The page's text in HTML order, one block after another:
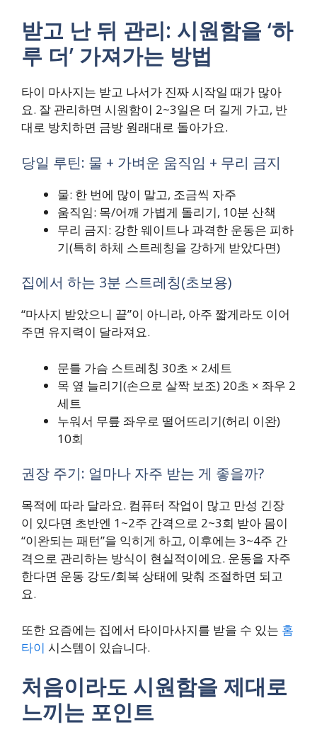
받고 난 뒤 관리: 시원함을 ‘하
루 더’ 가져가는 방법
타이 마사지는 받고 나서가 진짜 시작일 때가 많아
요. 잘 관리하면 시원함이 2~3일은 더 길게 가고, 반
대로 방치하면 금방 원래대로 돌아가요.
당일 루틴: 물 + 가벼운 움직임 + 무리 금지
물: 한 번에 많이 말고, 조금씩 자주
움직임: 목/어깨 가볍게 돌리기, 10분 산책
무리 금지: 강한 웨이트나 과격한 운동은 피하
기(특히 하체 스트레칭을 강하게 받았다면)
집에서 하는 3분 스트레칭(초보용)
“마사지 받았으니 끝”이 아니라, 아주 짧게라도 이어
주면 유지력이 달라져요.
문틀 가슴 스트레칭 30초 × 2세트
목 옆 늘리기(손으로 살짝 보조) 20초 × 좌우 2
세트
누워서 무릎 좌우로 떨어뜨리기(허리 이완)
10회
권장 주기: 얼마나 자주 받는 게 좋을까?
목적에 따라 달라요. 컴퓨터 작업이 많고 만성 긴장
이 있다면 초반엔 1~2주 간격으로 2~3회 받아 몸이
“이완되는 패턴”을 익히게 하고, 이후에는 3~4주 간
격으로 관리하는 방식이 현실적이에요. 운동을 자주
한다면 운동 강도/회복 상태에 맞춰 조절하면 되고
요.
또한 요즘에는 집에서 타이마사지를 받을 수 있는 홈
타이 시스템이 있습니다.
처음이라도 시원함을 제대로
느끼는 포인트